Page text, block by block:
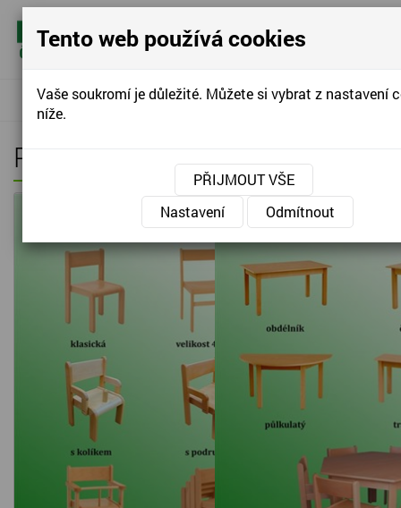
KONTAKTUJTE NÁS
KONTAKTUJTE NÁS
Úvodní stránka » Prospekty
Prospekty
Tento web používá cookies
Vaše soukromí je důležité. Můžete si vybrat z nastavení
níže.
PŘIJMOUT VŠE
Nastavení
Odmítnout